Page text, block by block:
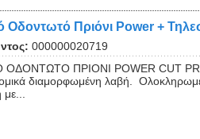
Οδοντωτό Πριόνι Power +
000000020719
ΠΡΙΟΝΙ POWER CUT
διαμορφωμένη λαβή.
με...